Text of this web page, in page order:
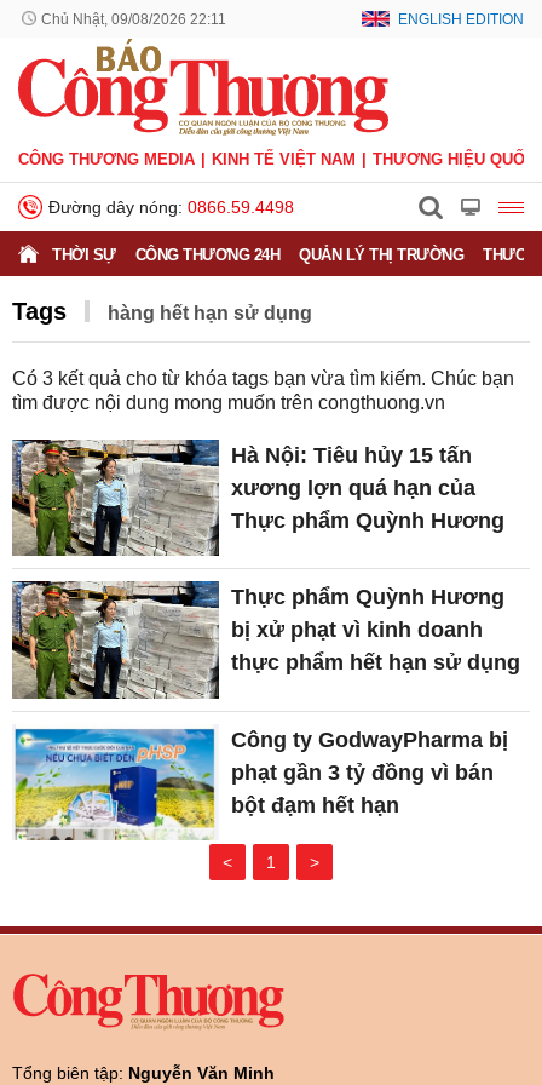
Chủ Nhật, 09/08/2026 22:11 ENGLISH EDITION
CÔNG THƯƠNG MEDIA KINH TẾ VIỆT NAM THƯƠNG HIỆU QUỐC
Đường dây nóng: 0866.59.4498
THỜI SỰ CÔNG THƯƠNG 24H QUẢN LÝ THỊ TRƯỜNG
Tags hàng hết hạn sử dụng
Có 3 kết quả cho từ khóa tags bạn vừa tìm kiếm. Chúc bạn
tìm được nội dung mong muốn trên congthuong.vn
Hà Nội: Tiêu hủy 15 tấn
xương lợn quá hạn của
Thực phẩm Quỳnh Hương
Thực phẩm Quỳnh Hương
bị xử phạt vì kinh doanh
thực phẩm hết hạn sử dụng
Công ty GodwayPharma bị
phạt gần 3 tỷ đồng vì bán
bột đạm hết hạn
< 1 >
Tổng biên tập: Nguyễn Văn Minh